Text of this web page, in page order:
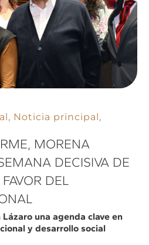
, Noticia principal,
MORENA
DECISIVA DE
DEL
una agenda clave en
y desarrollo social